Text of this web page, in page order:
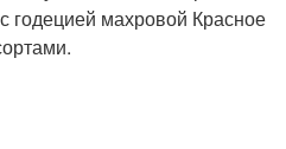
годецией махровой Красное